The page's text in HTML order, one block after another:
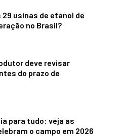
29 usinas de etanol de
no Brasil?
deve revisar
do prazo de
para tudo: veja as
o campo em 2026